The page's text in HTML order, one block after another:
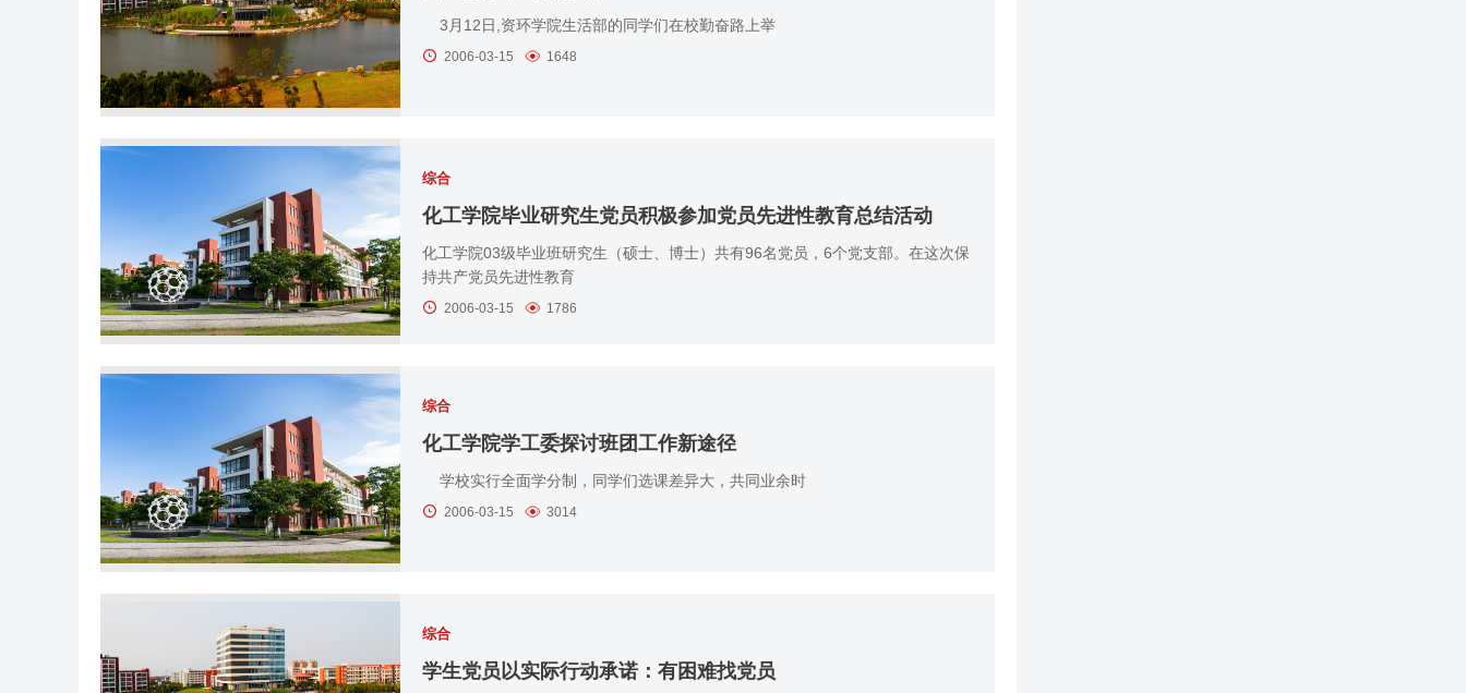
3月12日,资环学院生活部的同学们在校勤奋路上举
2006-03-15 1648
综合
化工学院毕业研究生党员积极参加党员先进性教育总结活动
化工学院03级毕业班研究生（硕士、博士）共有96名党员，6个党支部。在这次保
持共产党员先进性教育
2006-03-15 1786
综合
化工学院学工委探讨班团工作新途径
学校实行全面学分制，同学们选课差异大，共同业余时
2006-03-15 3014
综合
学生党员以实际行动承诺：有困难找党员